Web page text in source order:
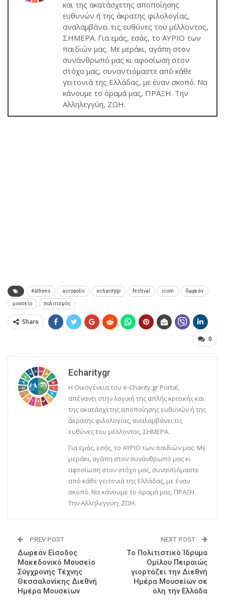
και της ακατάσχετης αποποίησης
ευθυνών ή της άκρατης φιλολογίας,
αναλαμβάνει τις ευθύνες του μέλλοντος,
ΣΗΜΕΡΑ. Για εμάς, εσάς, το ΑΥΡΙΟ των
παιδιών μας. Με μεράκι, αγάπη στον
συνάνθρωπό μας κι αφοσίωση στον
στόχο μας, συναντιόμαστε από κάθε
γειτονιά της Ελλάδας, με έναν σκοπό. Να
κάνουμε το όραμά μας, ΠΡΑΞΗ. Την
Αλληλεγγύη, ΖΩΗ.
#athens acropolis echaritygr festival icom δωρεάν
μουσείο πολιτισμός
Share
0
Echaritygr
Η Οικογένεια του e-Charity.gr Portal,
απέναντι στην λογική της απλής κριτικής και
της ακατάσχετης αποποίησης ευθυνών ή της
άκρατης φιλολογίας, αναλαμβάνει τις
ευθύνες του μέλλοντος, ΣΗΜΕΡΑ.
Για εμάς, εσάς, το ΑΥΡΙΟ των παιδιών μας. Με
μεράκι, αγάπη στον συνάνθρωπό μας κι
αφοσίωση στον στόχο μας, συναντιόμαστε
από κάθε γειτονιά της Ελλάδας, με έναν
σκοπό. Να κάνουμε το όραμά μας, ΠΡΑΞΗ.
Την Αλληλεγγύη, ΖΩΗ.
PREV POST
Δωρεάν Είσοδος
Μακεδονικό Μουσείο
Σύγχρονης Τέχνης
Θεσσαλονίκης Διεθνή
Ημέρα Μουσείων
NEXT POST
Tο Πολιτιστικό Ίδρυμα
Ομίλου Πειραιώς
γιορτάζει την Διεθνή
Ημέρα Μουσείων σε
όλη την Ελλάδα